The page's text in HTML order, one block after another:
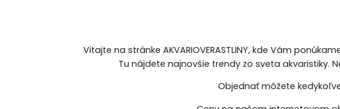
Vitajte na stránke AKVARIOVERASTLINY, kde Vám
Tu nájdete najnovšie trendy zo sveta akvaristiky.
Objednať môžete